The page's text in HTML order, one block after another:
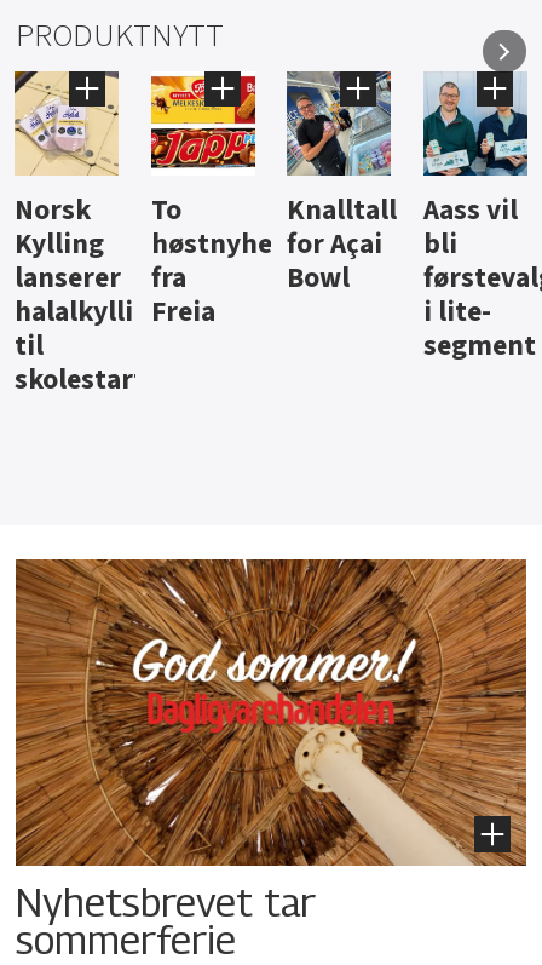
PRODUKTNYTT
Knalltall
for Açai
Bowl
Aass vil
bli
førstevalg
i lite-
Brus og
jus fra
Berentsen
Hard
iste fra
Hansa
Nyhetsbrevet tar
sommerferie